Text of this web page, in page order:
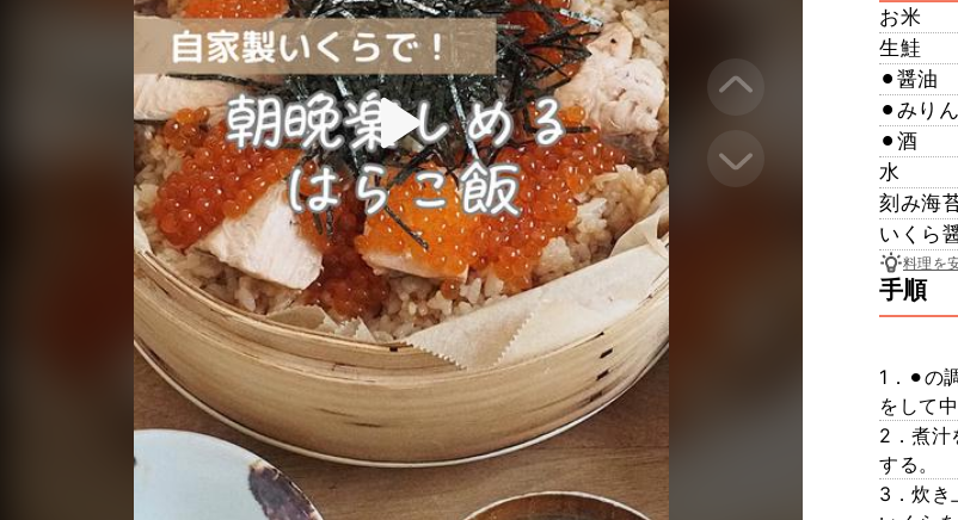
お米
生鮭
⚫︎醤油
⚫︎みりん
⚫︎酒
水
刻み海
いくら
料理を
手順
1．⚫︎の
をして
2．煮汁
する。
3．炊き